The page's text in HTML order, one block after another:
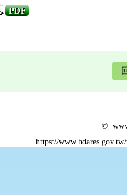
PDF
©
https://